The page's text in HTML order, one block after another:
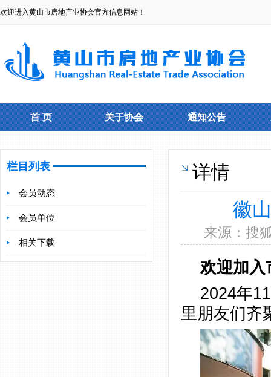
欢迎进入黄山市房地产业协会官方信息网站！
首 页 关于协会 通知公告
栏目列表
会员动态
会员单位
相关下载
详情
徽
来源：搜
欢迎加入
2024年
里朋友们齐